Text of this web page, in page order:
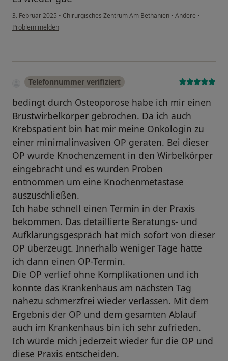
3. Februar 2025 • Chirurgisches Zentrum Am Bethanien • Andere •
Problem melden
Telefonnummer verifiziert
bedingt durch Osteoporose habe ich mir einen
Brustwirbelkörper gebrochen. Da ich auch
Krebspatient bin hat mir meine Onkologin zu
einer minimalinvasiven OP geraten. Bei dieser
OP wurde Knochenzement in den Wirbelkörper
eingebracht und es wurden Proben
entnommen um eine Knochenmetastase
auszuschließen.
Ich habe schnell einen Termin in der Praxis
bekommen. Das detaillierte Beratungs- und
Aufklärungsgespräch hat mich sofort von dieser
OP überzeugt. Innerhalb weniger Tage hatte
ich dann einen OP-Termin.
Die OP verlief ohne Komplikationen und ich
konnte das Krankenhaus am nächsten Tag
nahezu schmerzfrei wieder verlassen. Mit dem
Ergebnis der OP und dem gesamten Ablauf
auch im Krankenhaus bin ich sehr zufrieden.
Ich würde mich jederzeit wieder für die OP und
diese Praxis entscheiden.